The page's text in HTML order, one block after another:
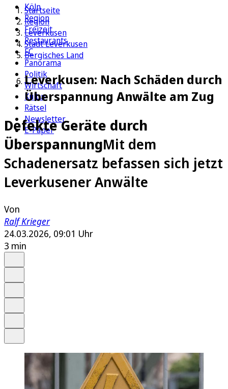
Köln
Region
Freizeit
Restaurants
FC
Panorama
Politik
Wirtschaft
Kultur
Rätsel
Newsletter
E-Paper
Startseite
Region
Leverkusen
Stadt Leverkusen
Bergisches Land
Leverkusen: Nach Schäden durch
Überspannung Anwälte am Zug
Defekte Geräte durch
ÜberspannungMit dem
Schadenersatz befassen sich jetzt
Leverkusener Anwälte
Von
Ralf Krieger
24.03.2026, 09:01 Uhr
3 min